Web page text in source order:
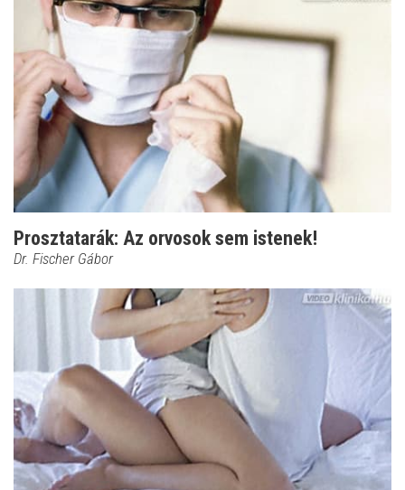
Prosztatarák: Az orvosok sem istenek!
Dr. Fischer Gábor